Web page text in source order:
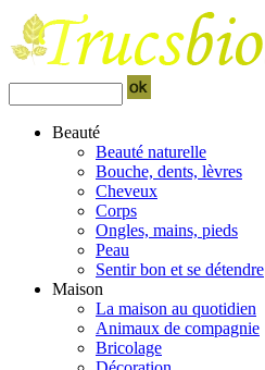
Beauté
Beauté naturelle
Bouche, dents, lèvres
Cheveux
Corps
Ongles, mains, pieds
Peau
Sentir bon et se détendre
Maison
La maison au quotidien
Animaux de compagnie
Bricolage